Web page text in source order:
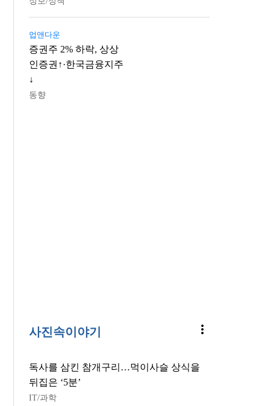
업앤다운
증권주 2% 하락, 상상
인증권↑·한국금융지주
↓
동향
사진속이야기 more_vert
독사를 삼킨 참개구리…먹이사슬 상식을
뒤집은 ‘5분’
IT/과학